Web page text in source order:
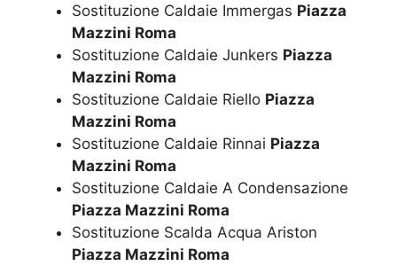
Sostituzione Caldaie Immergas Piazza
Mazzini Roma
Sostituzione Caldaie Junkers Piazza
Mazzini Roma
Sostituzione Caldaie Riello Piazza
Mazzini Roma
Sostituzione Caldaie Rinnai Piazza
Mazzini Roma
Sostituzione Caldaie A Condensazione
Piazza Mazzini Roma
Sostituzione Scalda Acqua Ariston
Piazza Mazzini Roma